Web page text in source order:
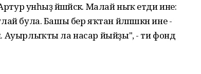
унһыҙ йәшәйәсәк. Малай ныҡ етди ине:
була. Башы бер яҡтан йәлпәшкән ине -
Ауырлыҡты ла насар йыйҙы", - ти фонд